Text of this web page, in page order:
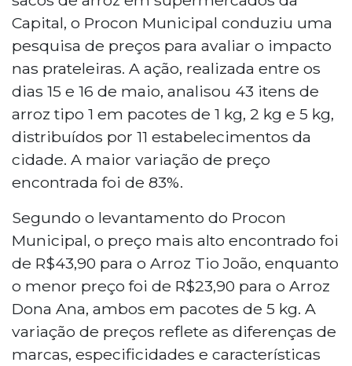
Capital, o Procon Municipal conduziu uma
pesquisa de preços para avaliar o impacto
nas prateleiras. A ação, realizada entre os
dias 15 e 16 de maio, analisou 43 itens de
arroz tipo 1 em pacotes de 1 kg, 2 kg e 5 kg,
distribuídos por 11 estabelecimentos da
cidade. A maior variação de preço
encontrada foi de 83%.
Segundo o levantamento do Procon
Municipal, o preço mais alto encontrado foi
de R$43,90 para o Arroz Tio João, enquanto
o menor preço foi de R$23,90 para o Arroz
Dona Ana, ambos em pacotes de 5 kg. A
variação de preços reflete as diferenças de
marcas, especificidades e características